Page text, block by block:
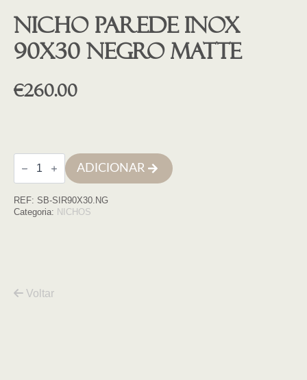
Nicho parede inox
90X30 negro matte
€260.00
Quantidade
de
Nicho
inox
90X30
ADICIONAR
REF: SB-SIR90X30.NG
Categoria: NICHOS
Voltar